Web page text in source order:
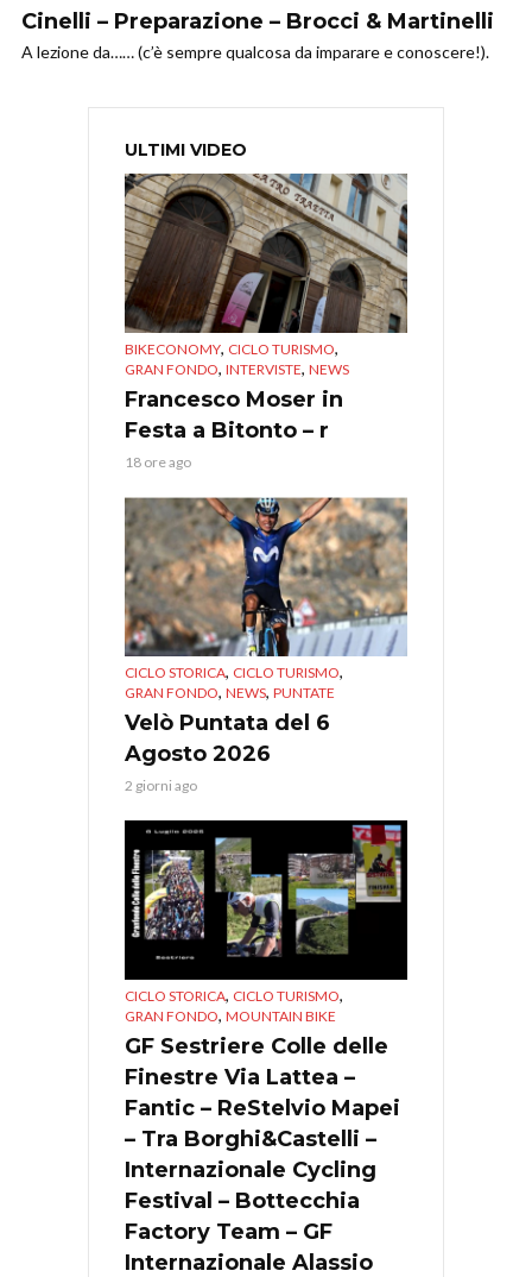
Cinelli – Preparazione – Brocci & Martinelli
A lezione da…… (c’è sempre qualcosa da imparare e conoscere!).
ULTIMI VIDEO
BIKECONOMY, CICLO TURISMO,
GRAN FONDO, INTERVISTE, NEWS
Francesco Moser in
Festa a Bitonto – r
18 ore ago
CICLO STORICA, CICLO TURISMO,
GRAN FONDO, NEWS, PUNTATE
Velò Puntata del 6
Agosto 2026
2 giorni ago
CICLO STORICA, CICLO TURISMO,
GRAN FONDO, MOUNTAIN BIKE
GF Sestriere Colle delle
Finestre Via Lattea –
Fantic – ReStelvio Mapei
– Tra Borghi&Castelli –
Internazionale Cycling
Festival – Bottecchia
Factory Team – GF
Internazionale Alassio